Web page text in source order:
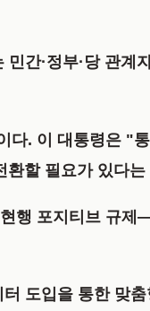
간·정부·당 관계
. 이 대통령은 "
할 필요가 있다
행 포지티브 규
도입을 통한 맞